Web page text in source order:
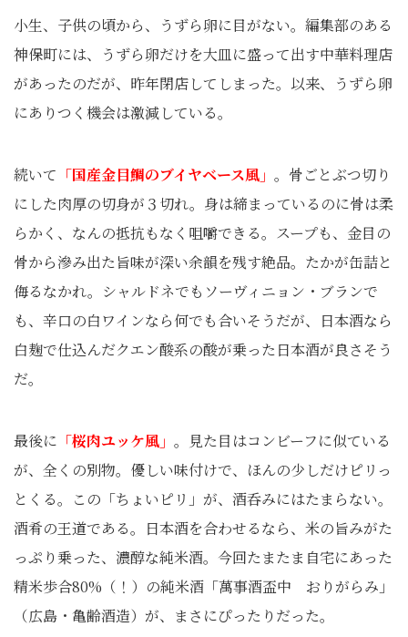
小生、子供の頃から、うずら卵に目がない。編集部のある
神保町には、うずら卵だけを大皿に盛って出す中華料理店
があったのだが、昨年閉店してしまった。以来、うずら卵
にありつく機会は激減している。
続いて 「国産金目鯛のブイヤベース風」 。骨ごとぶつ切り
にした肉厚の切身が３切れ。身は締まっているのに骨は柔
らかく、なんの抵抗もなく咀嚼できる。スープも、金目の
骨から滲み出た旨味が深い余韻を残す絶品。たかが缶詰と
侮るなかれ。シャルドネでもソーヴィニョン・ブランで
も、辛口の白ワインなら何でも合いそうだが、日本酒なら
白麹で仕込んだクエン酸系の酸が乗った日本酒が良さそう
だ。
最後に 「桜肉ユッケ風」 。見た目はコンビーフに似ている
が、全くの別物。優しい味付けで、ほんの少しだけピリっ
とくる。この「ちょいピリ」が、酒呑みにはたまらない。
酒肴の王道である。日本酒を合わせるなら、米の旨みがた
っぷり乗った、濃醇な純米酒。今回たまたま自宅にあった
精米歩合80%（！）の純米酒「萬事酒盃中 おりがらみ」
（広島・亀齢酒造）が、まさにぴったりだった。